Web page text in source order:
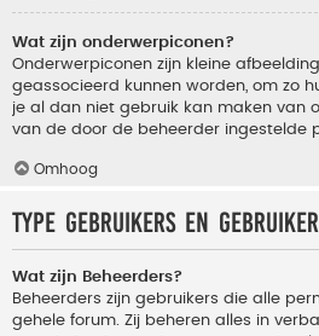
Wat zijn onderwerpiconen?
Onderwerpiconen zijn kleine
geassocieerd kunnen worden, om zo
je al dan niet gebruik kan maken van
van de door de beheerder ingestelde
Omhoog
Type gebruikers en
Wat zijn Beheerders?
Beheerders zijn gebruikers die alle
gehele forum. Zij beheren alles in